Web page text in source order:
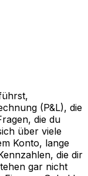
(P&L), die
die du
über viele
Konto, lange
die dir
gar nicht